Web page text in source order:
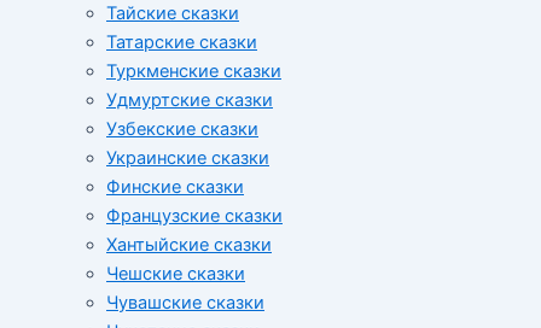
Тайские сказки
Татарские сказки
Туркменские сказки
Удмуртские сказки
Узбекские сказки
Украинские сказки
Финские сказки
Французские сказки
Хантыйские сказки
Чешские сказки
Чувашские сказки